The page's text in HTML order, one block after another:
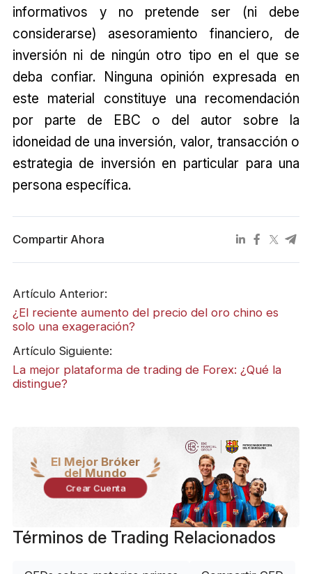
informativos y no pretende ser (ni debe
considerarse) asesoramiento financiero, de
inversión ni de ningún otro tipo en el que se
deba confiar. Ninguna opinión expresada en
este material constituye una recomendación
por parte de EBC o del autor sobre la
idoneidad de una inversión, valor, transacción o
estrategia de inversión en particular para una
persona específica.
Compartir Ahora
Artículo Anterior:
¿El reciente aumento del precio del oro chino es
solo una exageración?
Artículo Siguiente:
La mejor plataforma de trading de Forex: ¿Qué la
distingue?
El Mejor Bróker
del Mundo
Crear Cuenta
Términos de Trading Relacionados